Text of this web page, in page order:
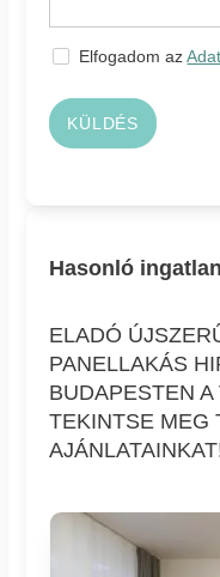
Elfogadom az
KÜLDÉS
Hasonló
ELADÓ
PANELLAKÁS
BUDAPESTEN
TEKINTSE MEG